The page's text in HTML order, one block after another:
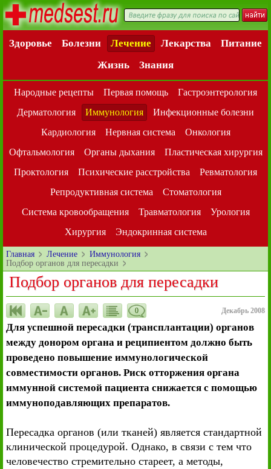
Здоровье Болезни Лечение Лекарства
Питание
Жизнь
Знания
Народные рецепты Первая помощь
Гастроэнтерология
Дерматология
Иммунология
Инфекционные болезни
Кардиология
Нервная система
Онкология
Офтальмология
Органы дыхания
Пластическая хирургия
Проктология
Психические расстройства
Ревматология
Репродуктивная система
Стоматология
Система кровообращения
Травматология
Урология
Хирургия
Эндокринная система
Главная Лечение
Иммунология
Подбор органов для пересадки
Подбор органов для пересадки
0 Декабрь 2008
Для успешной пересадки (трансплантации) органов
между донором органа и реципиентом должно быть
проведено повышение иммунологической
совместимости органов. Риск отторжения органа
иммунной системой пациента снижается с помощью
иммуноподавляющих препаратов.
Пересадка органов (или тканей) является стандартной
клинической процедурой. Однако, в связи с тем что
человечество стремительно стареет, а методы,